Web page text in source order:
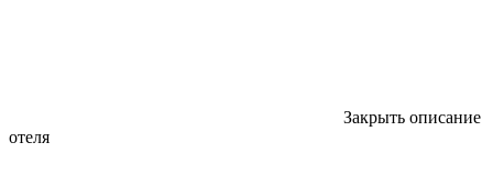
Закрыть описание
отеля